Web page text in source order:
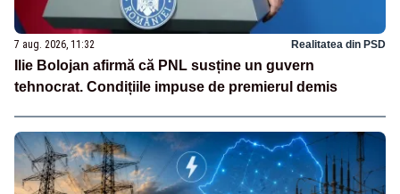
7 aug. 2026, 11:32 Realitatea din PSD
Ilie Bolojan afirmă că PNL susține un guvern
tehnocrat. Condițiile impuse de premierul demis